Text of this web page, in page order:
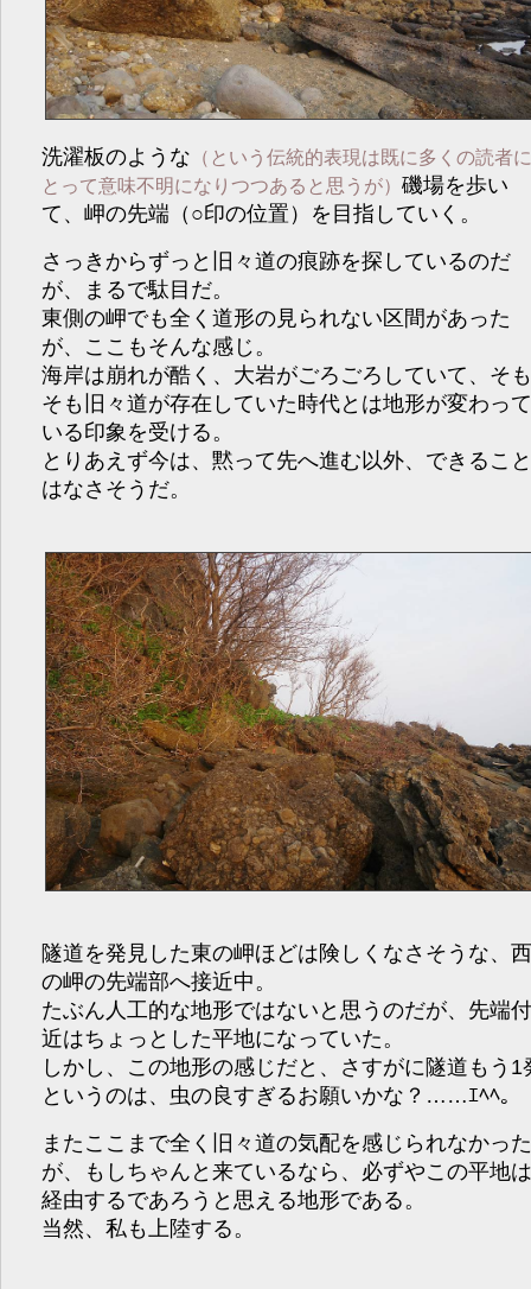
洗濯板のような （という伝統的表現は既に多くの読者
とって意味不明になりつつあると思うが）磯場を歩い
て、岬の先端（○印の位置）を目指していく。
さっきからずっと旧々道の痕跡を探しているのだ
が、まるで駄目だ。
東側の岬でも全く道形の見られない区間があった
が、ここもそんな感じ。
海岸は崩れが酷く、大岩がごろごろしていて、そ
そも旧々道が存在していた時代とは地形が変わっ
いる印象を受ける。
とりあえず今は、黙って先へ進む以外、できるこ
はなさそうだ。
隧道を発見した東の岬ほどは険しくなさそうな、
の岬の先端部へ接近中。
たぶん人工的な地形ではないと思うのだが、先端
近はちょっとした平地になっていた。
しかし、この地形の感じだと、さすがに隧道もう1
というのは、虫の良すぎるお願いかな？……ｴﾍﾍ。
またここまで全く旧々道の気配を感じられなかっ
が、もしちゃんと来ているなら、必ずやこの平地
経由するであろうと思える地形である。
当然、私も上陸する。